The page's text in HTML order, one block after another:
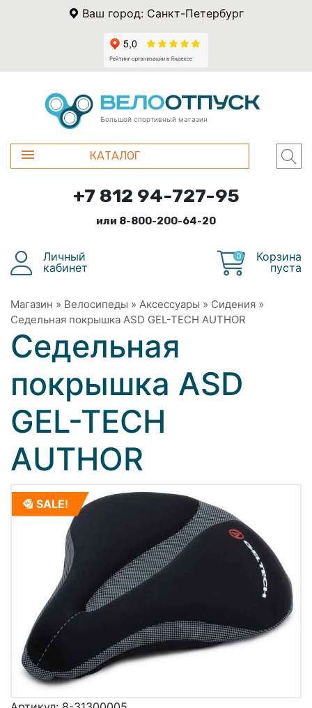
Ваш город: Санкт-Петербург
Большой спортивный магазин
КАТАЛОГ
+7 812 94-727-95
или 8-800-200-64-20
Личный
кабинет
0
Корзина
пуста
Магазин » Велосипеды » Аксессуары » Сидения »
Седельная покрышка ASD GEL-TECH AUTHOR
Седельная
покрышка ASD
GEL-TECH
AUTHOR
SALE!